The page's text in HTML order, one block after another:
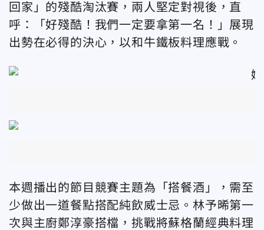
回家」的殘酷淘汰賽，兩人堅定對視後，直
呼：「好殘酷！我們一定要拿第一名！」展現
出勢在必得的決心，以和牛鐵板料理應戰。
本週播出的節目競賽主題為「搭餐酒」，需至
少做出一道餐點搭配純飲威士忌。林予晞第一
次與主廚鄭淳豪搭檔，挑戰將蘇格蘭經典料理